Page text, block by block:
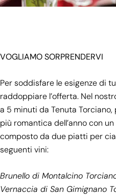
VOGLIAMO SORPRENDERVI
Per soddisfare le esigenze di
raddoppiare l’offerta. Nel
a 5 minuti da Tenuta
più romantica dell’anno con
composto da due piatti per
seguenti vini:
Brunello di Montalcino
Vernaccia di San Gimignano